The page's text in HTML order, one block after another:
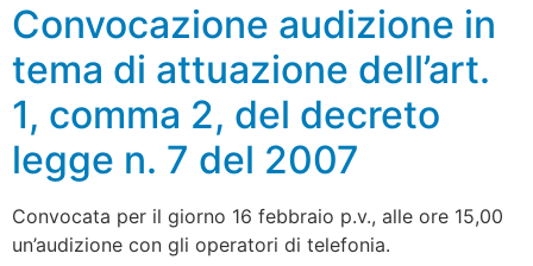
Convocazione audizione in
tema di attuazione dell’art.
1, comma 2, del decreto
legge n. 7 del 2007
Convocata per il giorno 16 febbraio p.v., alle ore 15,00
un’audizione con gli operatori di telefonia.